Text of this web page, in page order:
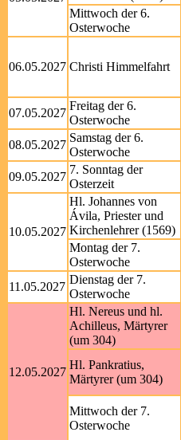
Mittwoch der 6.
Osterwoche
06.05.2027 Christi Himmelfahrt
07.05.2027
Freitag der 6.
Osterwoche
08.05.2027
Samstag der 6.
Osterwoche
09.05.2027
7. Sonntag der
Osterzeit
10.05.2027
Hl. Johannes von
Ávila, Priester und
Kirchenlehrer (1569)
Montag der 7.
Osterwoche
11.05.2027
Dienstag der 7.
Osterwoche
12.05.2027
Hl. Nereus und hl.
Achilleus, Märtyrer
(um 304)
Hl. Pankratius,
Märtyrer (um 304)
Mittwoch der 7.
Osterwoche